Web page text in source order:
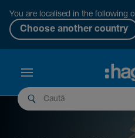
You are localised in the following
Choose another country